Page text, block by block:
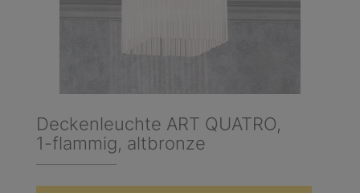
Deckenleuchte ART QUATRO,
1-flammig, altbronze